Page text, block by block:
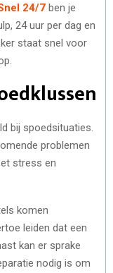
24/7 ben je
24 uur per dag en
staat snel voor
bij spoedsituaties.
problemen
stress en
komen
leiden dat een
kan er sprake
nodig is om